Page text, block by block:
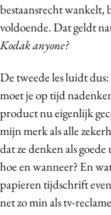
bestaansrecht wankelt,
voldoende. Dat geldt
Kodak anyone?
De tweede les luidt
moet je op tijd
product nu eigenlijk
mijn merk als alle
dat ze denken als
hoe en wanneer? En
papieren tijdschrift
net zo min als tv-